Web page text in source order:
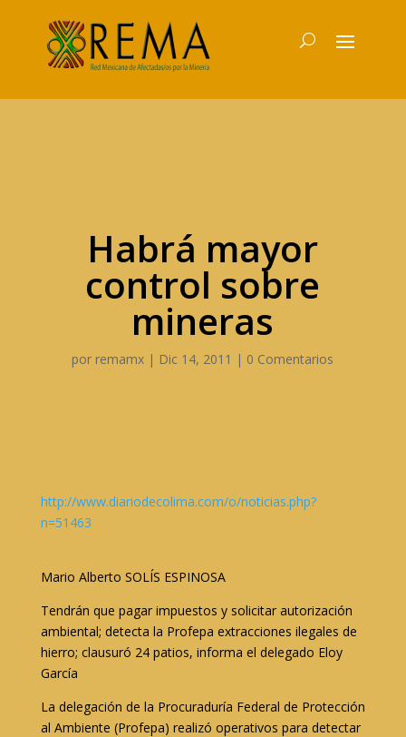
Habrá mayor
control sobre
mineras
por remamx | Dic 14, 2011 | 0 Comentarios
http://www.diariodecolima.com/o/noticias.php?
n=51463
Mario Alberto SOLÍS ESPINOSA
Tendrán que pagar impuestos y solicitar autorización
ambiental; detecta la Profepa extracciones ilegales de
hierro; clausuró 24 patios, informa el delegado Eloy
García
La delegación de la Procuraduría Federal de Protección
al Ambiente (Profepa) realizó operativos para detectar